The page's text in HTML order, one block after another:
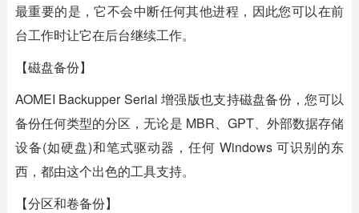
最重要的是，它不会中断任何其他进程，因此您可以在前
台工作时让它在后台继续工作。
【磁盘备份】
AOMEI Backupper Serial 增强版也支持磁盘备份，您可以
备份任何类型的分区，无论是 MBR、GPT、外部数据存储
设备(如硬盘)和笔式驱动器，任何 Windows 可识别的东
西，都由这个出色的工具支持。
【分区和卷备份】